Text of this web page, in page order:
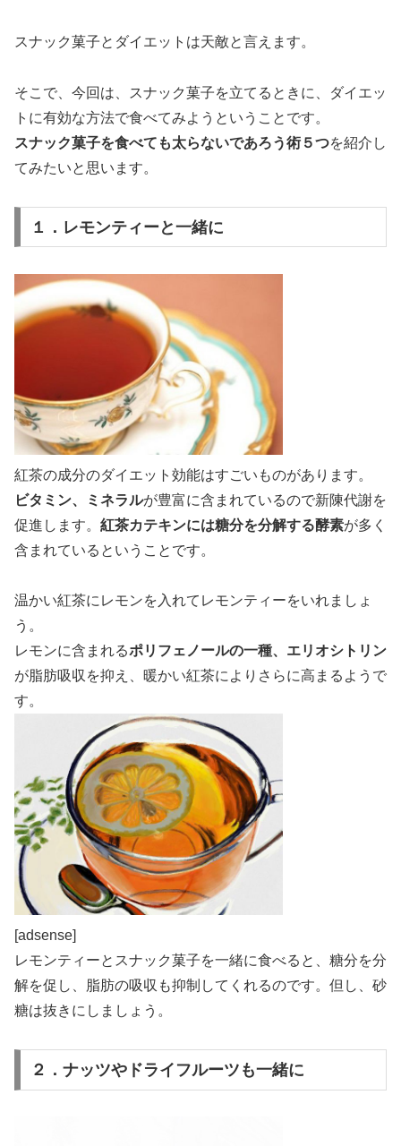
スナック菓子とダイエットは天敵と言えます。
そこで、今回は、スナック菓子を立てるときに、ダイエッ
トに有効な方法で食べてみようということです。
スナック菓子を食べても太らないであろう術５つを紹介し
てみたいと思います。
１．レモンティーと一緒に
紅茶の成分のダイエット効能はすごいものがあります。
ビタミン、ミネラルが豊富に含まれているので新陳代謝を
促進します。 紅茶カテキンには糖分を分解する酵素が多く
含まれているということです。
温かい紅茶にレモンを入れてレモンティーをいれましょ
う。
レモンに含まれるポリフェノールの一種、エリオシトリン
が脂肪吸収を抑え、暖かい紅茶によりさらに高まるようで
す。
[adsense]
レモンティーとスナック菓子を一緒に食べると、糖分を分
解を促し、脂肪の吸収も抑制してくれるのです。但し、砂
糖は抜きにしましょう。
２．ナッツやドライフルーツも一緒に